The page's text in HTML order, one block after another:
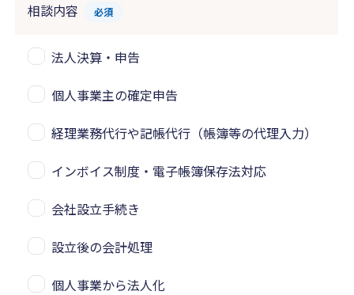
相談内容 必須
法人決算・申告
個人事業主の確定申告
経理業務代行や記帳代行（帳簿等の代理入力）
インボイス制度・電子帳簿保存法対応
会社設立手続き
設立後の会計処理
個人事業から法人化